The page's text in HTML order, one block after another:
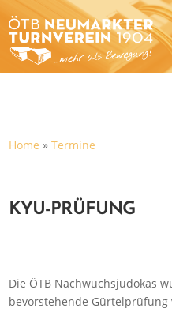
Home »Termine
KYU-PRÜFUNG
Die ÖTB Nachwuchsjudokas
bevorstehende Gürtelprüfung